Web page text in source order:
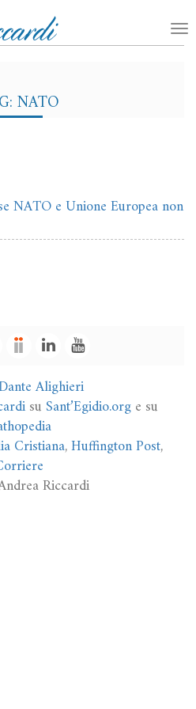
NATO
NATO e Unione Europea non
Alighieri
suSant’Egidio.orge su
Cristiana,Huffington Post,
Riccardi